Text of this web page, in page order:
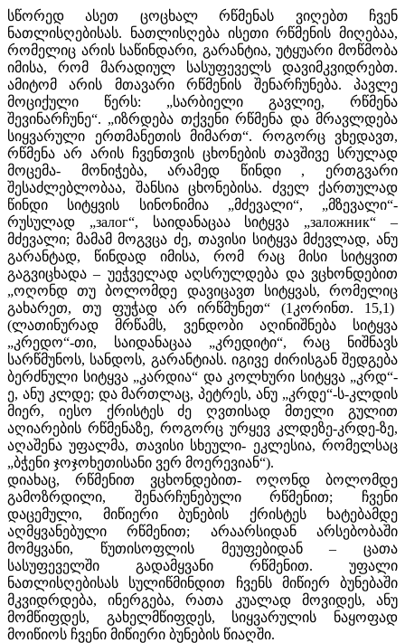
სწორედ ასეთ ცოცხალ რწმენას ვიღებთ ჩვენ
ნათლისღებისას. ნათლისღება ისეთი რწმენის მიღებაა,
რომელიც არის საწინდარი, გარანტია, უტყუარი მოწმობა
იმისა, რომ მარადიულ სასუფეველს დავიმკვიდრებთ.
ამიტომ არის მთავარი რწმენის შენარჩუნება. პავლე
მოციქული წერს: „სარბიელი გავლიე, რწმენა
შევინარჩუნე“. „იზრდება თქვენი რწმენა და მრავლდება
სიყვარული ერთმანეთის მიმართ“. როგორც ვხედავთ,
რწმენა არ არის ჩვენთვის ცხონების თავშივე სრულად
მოცემა- მონიჭება, არამედ წინდი , ერთგვარი
შესაძლებლობაა, შანსია ცხონებისა. ძველ ქართულად
წინდი სიტყვის სინონიმია „მძევალი“, „მზევალი“-
რუსულად „залог“, საიდანაცაა სიტყვა „заложник“ –
მძევალი; მამამ მოგვცა ძე, თავისი სიტყვა მძევლად, ანუ
გარანტად, წინდად იმისა, რომ რაც მისი სიტყვით
გაგვიცხადა – უეჭველად აღსრულდება და ვცხონდებით
„ოღონდ თუ ბოლომდე დავიცავთ სიტყვას, რომელიც
გახარეთ, თუ ფუჭად არ ირწმუნეთ“ (1კორინთ. 15,1)
(ლათინურად მრწამს, ვენდობი აღინიშნება სიტყვა
„კრედო“-თი, საიდანაცაა „კრედიტი“, რაც ნიშნავს
სარწმუნოს, სანდოს, გარანტიას. იგივე ძირისგან შედგება
ბერძნული სიტყვა „კარდია“ და კოლხური სიტყვა „კრდ“-
ე, ანუ კლდე; და მართლაც, პეტრეს, ანუ „კრდე“-ს-კლდის
მიერ, იესო ქრისტეს ძე ღვთისად მთელი გულით
აღიარების რწმენაზე, როგორც ურყევ კლდეზე-კრდე-ზე,
აღაშენა უფალმა, თავისი სხეული- ეკლესია, რომელსაც
„ბჭენი ჯოჯოხეთისანი ვერ მოერევიან“).
დიახაც, რწმენით ვცხონდებით- ოღონდ ბოლომდე
გამოზრდილი, შენარჩუნებული რწმენით; ჩვენი
დაცემული, მიწიერი ბუნების ქრისტეს ხატებამდე
აღმყვანებული რწმენით; არაარსიდან არსებობაში
მომყვანი, წუთისოფლის მეუფებიდან – ცათა
სასუფეველში გადამყვანი რწმენით. უფალი
ნათლისღებისას სულიწმინდით ჩვენს მიწიერ ბუნებაში
მკვიდრდება, ინერგება, რათა კუალად მოვიდეს, ანუ
მომწიფდეს, გახელმწიფდეს, სიყვარულის ნაყოფად
მოიწიოს ჩვენი მიწიერი ბუნების წიაღში.